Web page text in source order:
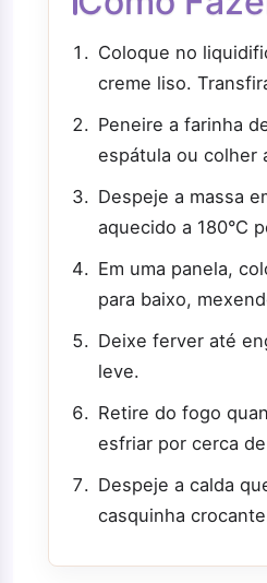
Coloque no
creme liso.
Peneire a farinha
espátula ou colher
Despeje a massa
aquecido a 180°C
Em uma panela,
para baixo,
Deixe ferver até
leve.
Retire do fogo
esfriar por cerca
Despeje a calda
casquinha